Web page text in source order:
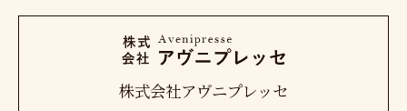
株式会社アヴニプレッセ